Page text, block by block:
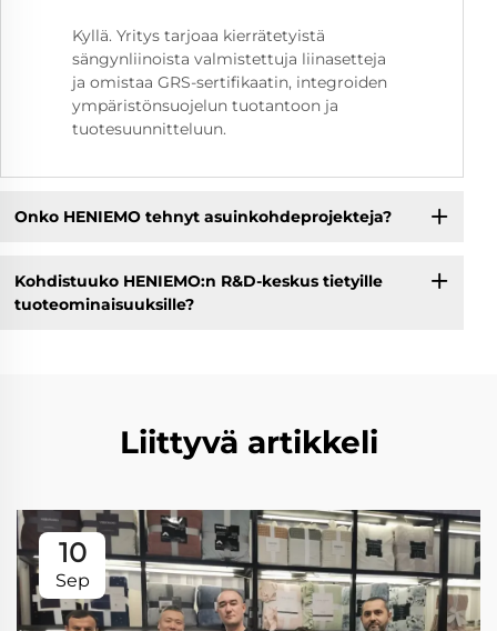
Kyllä. Yritys tarjoaa kierrätetyistä
sängynliinoista valmistettuja liinasetteja
ja omistaa GRS-sertifikaatin, integroiden
ympäristönsuojelun tuotantoon ja
tuotesuunnitteluun.
Onko HENIEMO tehnyt asuinkohdeprojekteja?
Kohdistuuko HENIEMO:n R&D-keskus tietyille
tuoteominaisuuksille?
Liittyvä artikkeli
10
Sep